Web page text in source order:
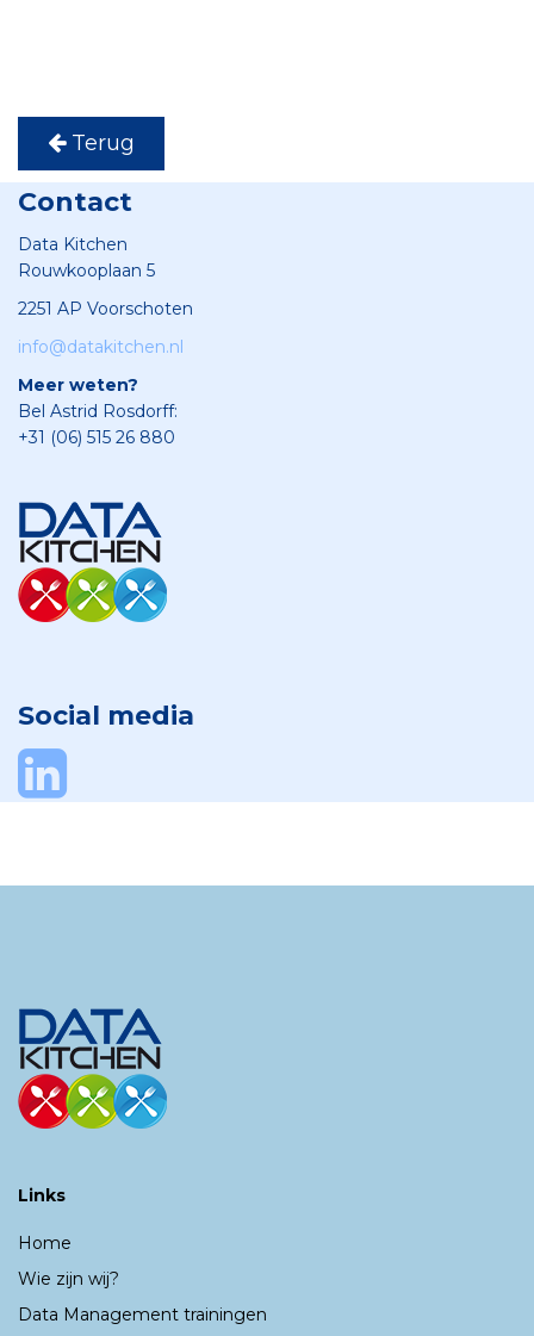
Terug
Contact
Data Kitchen
Rouwkooplaan 5
2251 AP Voorschoten
info@datakitchen.nl
Meer weten?
Bel Astrid Rosdorff:
+31 (06) 515 26 880
Social media
Links
Home
Wie zijn wij?
Data Management trainingen